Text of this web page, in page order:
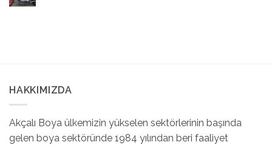
HAKKIMIZDA
Akçalı Boya ülkemizin yükselen sektörlerinin başında
gelen boya sektöründe 1984 yılından beri faaliyet